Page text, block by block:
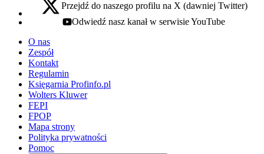
x - otwiera się w nowej karcie
Przejdź do naszego profilu na X (dawniej Twitter)
youtube - otwiera się w nowej karcie
Odwiedź nasz kanał w serwisie YouTube
O nas
Zespół
Kontakt
Regulamin
Księgarnia Profinfo.pl
Wolters Kluwer
FEPI
FPOP
Mapa strony
Polityka prywatności
Pomoc